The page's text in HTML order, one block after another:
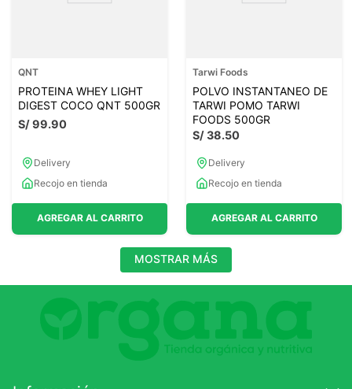
QNT
PROTEINA WHEY LIGHT
DIGEST COCO QNT 500GR
S/99.90
Delivery
Recojo en tienda
AGREGAR AL CARRITO
Tarwi Foods
POLVO INSTANTANEO DE
TARWI POMO TARWI
FOODS 500GR
S/38.50
Delivery
Recojo en tienda
AGREGAR AL CARRITO
MOSTRAR MÁS